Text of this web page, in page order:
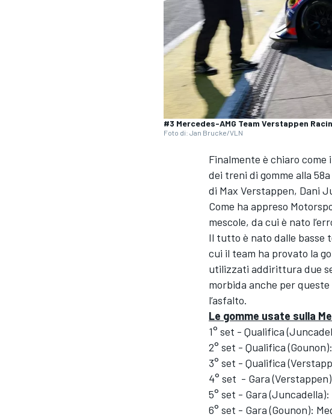
#3 Mercedes-AMG Team Verstappen
Foto di: Jan Brucke/VLN
Finalmente è chiaro
dei treni di gomme alla
di Max Verstappen, Dani
Come ha appreso
mescole, da cui è nato
Il tutto è nato dalle basse
cui il team ha provato la
utilizzati addirittura due
morbida anche per
l’asfalto.
Le gomme usate sulla
1° set - Qualifica
2° set - Qualifica
3° set - Qualifica
4° set - Gara
5° set - Gara (Juncadella):
6° set - Gara (Gounon):